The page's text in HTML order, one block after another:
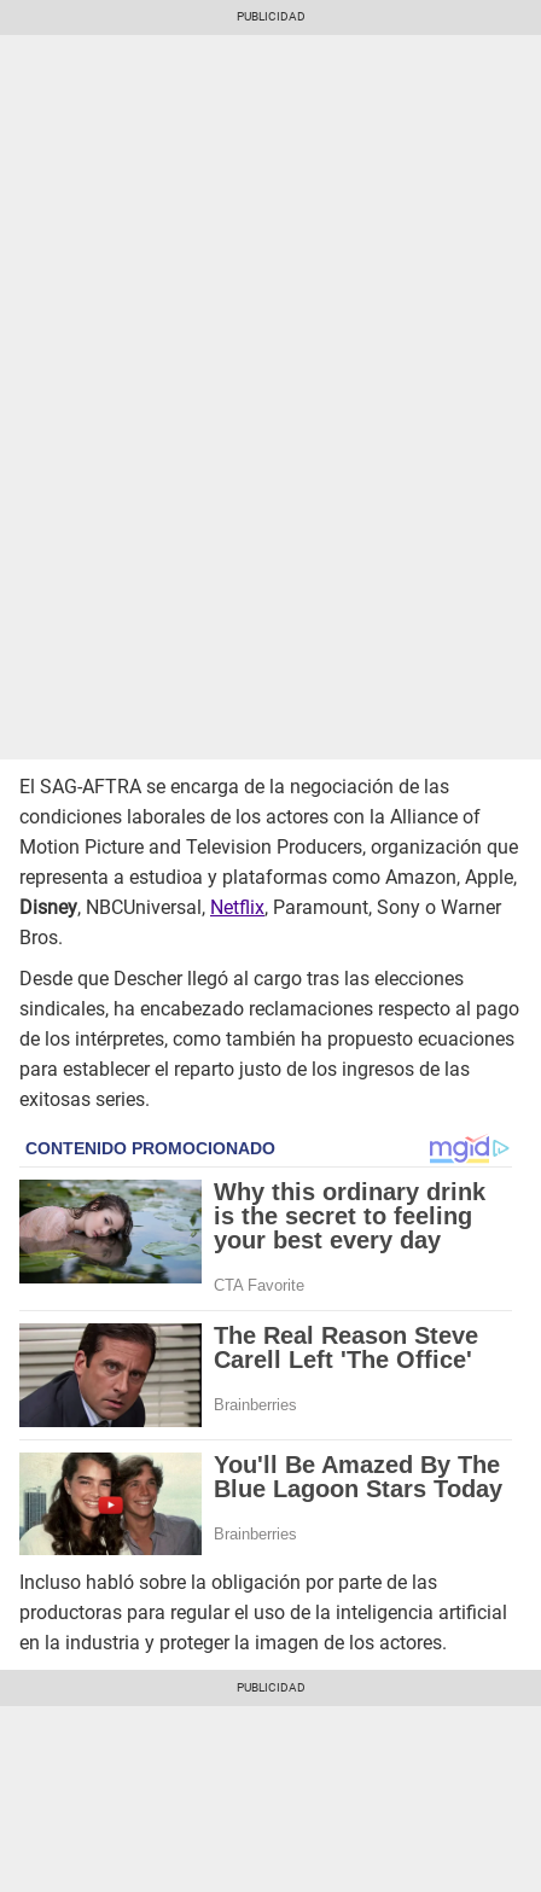
El SAG-AFTRA se encarga de la negociación de las
condiciones laborales de los actores con la Alliance of
Motion Picture and Television Producers, organización que
representa a estudioa y plataformas como Amazon, Apple,
Disney, NBCUniversal, Netflix, Paramount, Sony o Warner
Bros.
Desde que Descher llegó al cargo tras las elecciones
sindicales, ha encabezado reclamaciones respecto al pago
de los intérpretes, como también ha propuesto ecuaciones
para establecer el reparto justo de los ingresos de las
exitosas series.
Incluso habló sobre la obligación por parte de las
productoras para regular el uso de la inteligencia artificial
en la industria y proteger la imagen de los actores.